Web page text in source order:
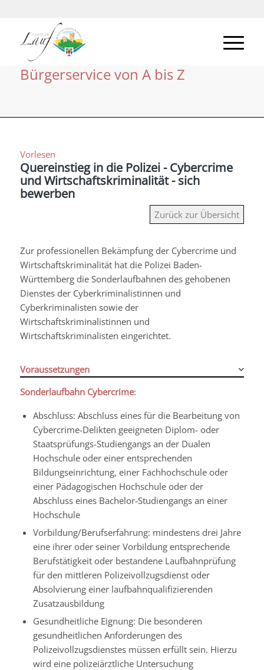
Bürgerservice von A bis Z
Vorlesen
Quereinstieg in die Polizei - Cybercrime
und Wirtschaftskriminalität - sich
bewerben
Zurück zur Übersicht
Zur professionellen Bekämpfung der Cybercrime und
Wirtschaftskriminalität hat die Polizei Baden-
Württemberg die Sonderlaufbahnen des gehobenen
Dienstes der Cyberkriminalistinnen und
Cyberkriminalisten sowie der
Wirtschaftskriminalistinnen und
Wirtschaftskriminalisten eingerichtet.
Voraussetzungen
Sonderlaufbahn Cybercrime:
Abschluss: Abschluss eines für die Bearbeitung von
Cybercrime-Delikten geeigneten Diplom- oder
Staatsprüfungs-Studiengangs an der Dualen
Hochschule oder einer entsprechenden
Bildungseinrichtung, einer Fachhochschule oder
einer Pädagogischen Hochschule oder der
Abschluss eines Bachelor-Studiengangs an einer
Hochschule
Vorbildung/Berufserfahrung: mindestens drei Jahre
eine ihrer oder seiner Vorbildung entsprechende
Berufstätigkeit oder bestandene Laufbahnprüfung
für den mittleren Polizeivollzugsdienst oder
Absolvierung einer laufbahnqualifizierenden
Zusatzausbildung
Gesundheitliche Eignung: Die besonderen
gesundheitlichen Anforderungen des
Polizeivollzugsdienstes müssen erfüllt sein. Hierzu
wird eine polizeiärztliche Untersuchung